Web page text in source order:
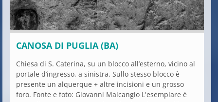
CANOSA DI PUGLIA (BA)
Chiesa di S. Caterina, su un blocco all’esterno, vicino al
portale d’ingresso, a sinistra. Sullo stesso blocco è
presente un alquerque + altre incisioni e un grosso
foro. Fonte e foto: Giovanni Malcangio L'esemplare è